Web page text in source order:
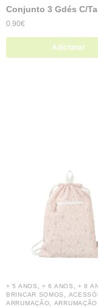
Conjunto 3 Gdés C/
0.90€
Adicionar
+ 5 ANOS ,+ 6 ANOS ,+ 8
BRINCAR SOMOS
ARRUMAÇÃO